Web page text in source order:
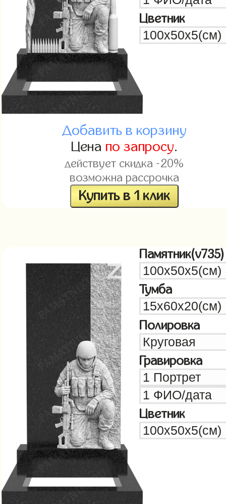
Цветник
Добавить в корзину
Цена по запросу.
действует скидка -20%
возможна рассрочка
Купить в 1 клик
Памятник(v735)
Тумба
Полировка
Гравировка
Цветник